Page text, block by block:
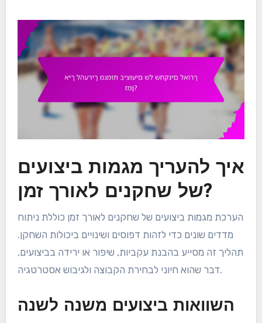
איך להעריך מגמות ביצועים
של שחקנים לאורך זמן?
הערכת מגמות ביצועים של שחקנים לאורך זמן כוללת ניתוח
מדדים שונים כדי לזהות דפוסים ושינויים ביכולות השחקן.
תהליך זה מסייע בהבנת עקביות, שיפור או ירידה בביצועים,
דבר שהוא חיוני לבחירת הקבוצה ולגיבוש אסטרטגיה.
השוואות ביצועים משנה לשנה